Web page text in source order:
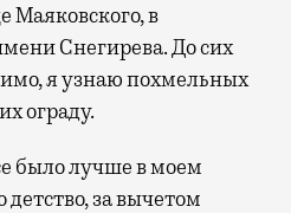
Маяковского, в
Снегирева. До сих
я узнаю похмельных
ограду.
было лучше в моем
за вычетом